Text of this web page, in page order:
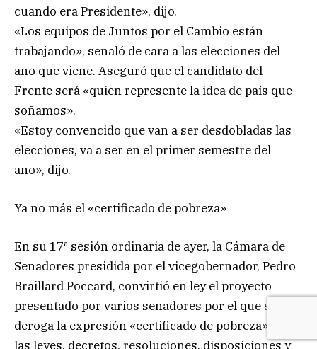
cuando era Presidente», dijo.
«Los equipos de Juntos por el Cambio están
trabajando», señaló de cara a las elecciones del
año que viene. Aseguró que el candidato del
Frente será «quien represente la idea de país que
soñamos».
«Estoy convencido que van a ser desdobladas las
elecciones, va a ser en el primer semestre del
año», dijo.
Ya no más el «certificado de pobreza»
En su 17ª sesión ordinaria de ayer, la Cámara de
Senadores presidida por el vicegobernador, Pedro
Braillard Poccard, convirtió en ley el proyecto
presentado por varios senadores por el que se
deroga la expresión «certificado de pobreza» en
las leyes, decretos, resoluciones, disposiciones y